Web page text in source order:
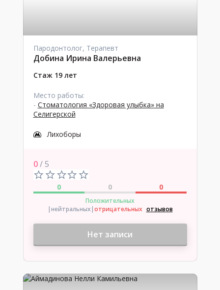
Пародонтолог, Терапевт
Добина Ирина Валерьевна
Стаж 19 лет
Место работы:
- Стоматология «Здоровая улыбка» на
Селигерской
Лихоборы
0/ 5
0 0 0
Положительных
|нейтральных|отрицательных отзывов
Нет записи